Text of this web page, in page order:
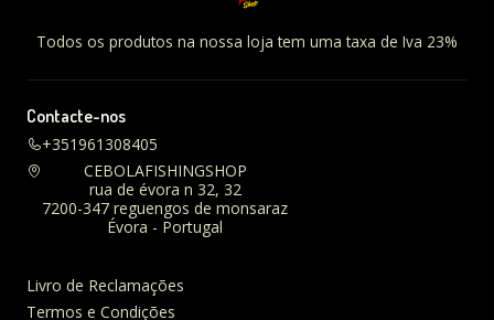
Todos os produtos na nossa loja tem uma taxa de Iva 23%
Contacte-nos
+351961308405
CEBOLAFISHINGSHOP
rua de évora n 32, 32
7200-347 reguengos de monsaraz
Évora - Portugal
Livro de Reclamações
Termos e Condições